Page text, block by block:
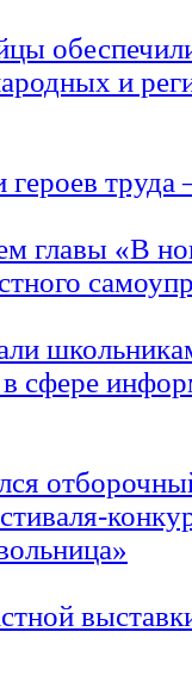
и
труда
главы «В
сфере